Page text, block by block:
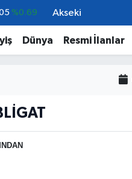
%0.69
%0.06
%0.1
Akseki
Dünya Resmi İlanlar